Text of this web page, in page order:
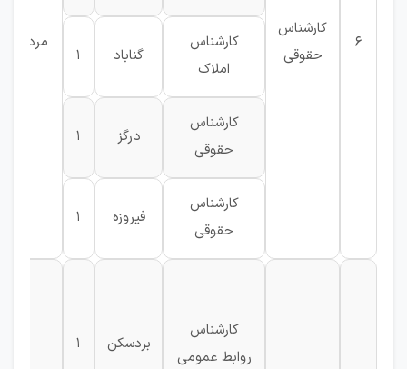
6
کارشناس
حقوقی
مرد
کارشناس
املاک
گناباد 1
کارشناس
حقوقی
درگز 1
کارشناس
حقوقی
فیروزه 1
کارشناس
روابط عمومی
بردسکن 1